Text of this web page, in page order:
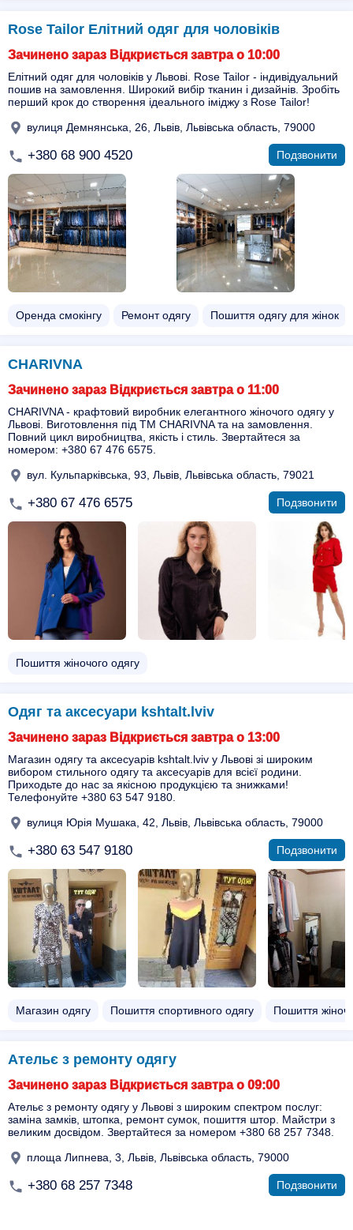
Rose Tailor Елітний одяг для чоловіків
Зачинено зараз Відкриється завтра о 10:00
Елітний одяг для чоловіків у Львові. Rose Tailor - індивідуальний
пошив на замовлення. Широкий вибір тканин і дизайнів. Зробіть
перший крок до створення ідеального іміджу з Rose Tailor!
вулиця Демнянська, 26, Львів, Львівська область, 79000
+380 68 900 4520 Подзвонити
Оренда смокінгу Ремонт одягу Пошиття одягу для жінок
CHARIVNA
Зачинено зараз Відкриється завтра о 11:00
CHARIVNA - крафтовий виробник елегантного жіночого одягу у
Львові. Виготовлення під ТМ CHARIVNA та на замовлення.
Повний цикл виробництва, якість і стиль. Звертайтеся за
номером: +380 67 476 6575.
вул. Кульпарківська, 93, Львів, Львівська область, 79021
+380 67 476 6575 Подзвонити
Пошиття жіночого одягу
Одяг та аксесуари kshtalt.lviv
Зачинено зараз Відкриється завтра о 13:00
Магазин одягу та аксесуарів kshtalt.lviv у Львові зі широким
вибором стильного одягу та аксесуарів для всієї родини.
Приходьте до нас за якісною продукцією та знижками!
Телефонуйте +380 63 547 9180.
вулиця Юрія Мушака, 42, Львів, Львівська область, 79000
+380 63 547 9180 Подзвонити
Магазин одягу Пошиття спортивного одягу Пошиття
Ательє з ремонту одягу
Зачинено зараз Відкриється завтра о 09:00
Ательє з ремонту одягу у Львові з широким спектром послуг:
заміна замків, штопка, ремонт сумок, пошиття штор. Майстри з
великим досвідом. Звертайтеся за номером +380 68 257 7348.
площа Липнева, 3, Львів, Львівська область, 79000
+380 68 257 7348 Подзвонити